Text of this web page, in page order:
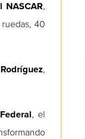
NASCAR,
40
,
, el